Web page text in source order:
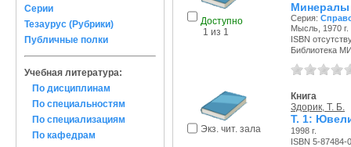
Серии
Тезаурус (Рубрики)
Публичные полки
Учебная литература:
По дисциплинам
По специальностям
По специализациям
По кафедрам
Доступно
1 из 1
Серия:
Мысль, 1970 г.
ISBN
Библиотека
Экз. чит. зала
Книга
Здорик, Т. Б.
Т. 1:
1998 г.
ISBN 5-87484-